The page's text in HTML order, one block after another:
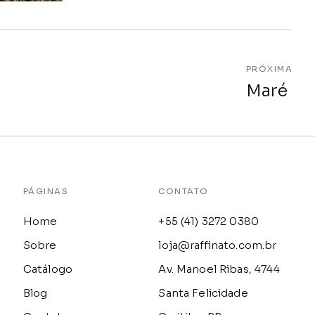
PRÓXIMA
Maré
PÁGINAS
Home
Sobre
Catálogo
Blog
CONTATO
+55 (41) 3272 0380
loja@raffinato.com.br
Av. Manoel Ribas, 4744
Santa Felicidade